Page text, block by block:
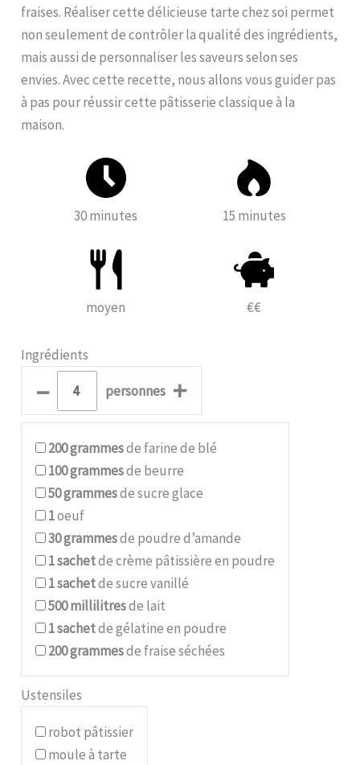
fraises. Réaliser cette délicieuse tarte chez soi permet
non seulement de contrôler la qualité des ingrédients,
mais aussi de personnaliser les saveurs selon ses
envies. Avec cette recette, nous allons vous guider pas
à pas pour réussir cette pâtisserie classique à la
maison.
30 minutes 15 minutes
moyen €€
Ingrédients
– personnes +
200grammesde farine de blé
100grammesde beurre
50grammesde sucre glace
1oeuf
30grammesde poudre d’amande
1sachetde crème pâtissière en poudre
1sachetde sucre vanillé
500millilitresde lait
1sachetde gélatine en poudre
200grammesde fraise séchées
Ustensiles
robot pâtissier
moule à tarte